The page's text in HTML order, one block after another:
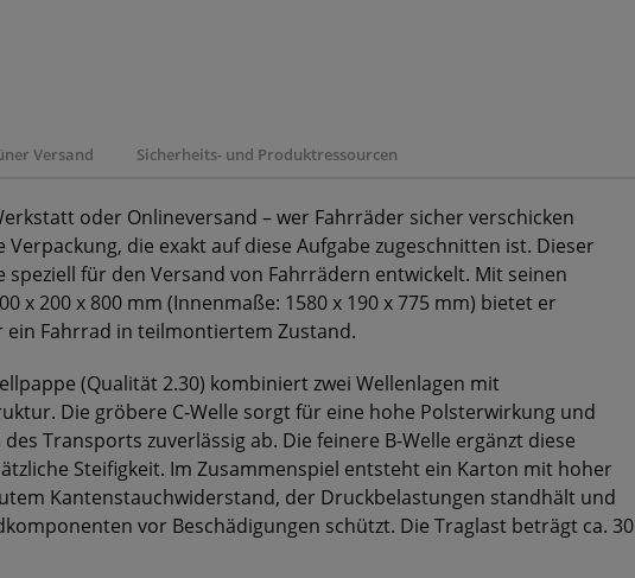
Versand Sicherheits- und Produktressourcen
oder Onlineversand – wer Fahrräder sicher verschicken
die exakt auf diese Aufgabe zugeschnitten ist. Dieser
für den Versand von Fahrrädern entwickelt. Mit seinen
x 200 x 800 mm (Innenmaße: 1580 x 190 x 775 mm) bietet er
ein Fahrrad in teilmontiertem Zustand.
(Qualität 2.30) kombiniert zwei Wellenlagen mit
Die gröbere C-Welle sorgt für eine hohe Polsterwirkung und
Transports zuverlässig ab. Die feinere B-Welle ergänzt diese
Steifigkeit. Im Zusammenspiel entsteht ein Karton mit hoher
Kantenstauchwiderstand, der Druckbelastungen standhält und
vor Beschädigungen schützt. Die Traglast beträgt ca. 30